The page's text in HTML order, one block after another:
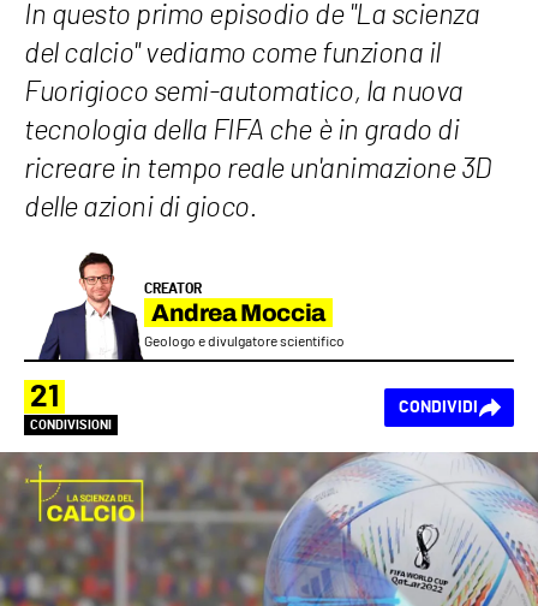
In questo primo episodio de "La scienza
del calcio" vediamo come funziona il
Fuorigioco semi-automatico, la nuova
tecnologia della FIFA che è in grado di
ricreare in tempo reale un'animazione 3D
delle azioni di gioco.
CREATOR
Andrea Moccia
Geologo e divulgatore scientifico
21
CONDIVISIONI
CONDIVIDI